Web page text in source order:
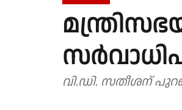
വി.ഡി. സതീശന്